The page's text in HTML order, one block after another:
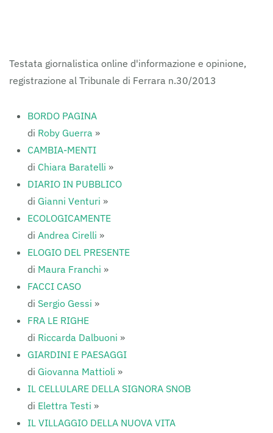
Testata giornalistica online d'informazione e opinione,
registrazione al Tribunale di Ferrara n.30/2013
BORDO PAGINA
di Roby Guerra »
CAMBIA-MENTI
di Chiara Baratelli »
DIARIO IN PUBBLICO
di Gianni Venturi »
ECOLOGICAMENTE
di Andrea Cirelli »
ELOGIO DEL PRESENTE
di Maura Franchi »
FACCI CASO
di Sergio Gessi »
FRA LE RIGHE
di Riccarda Dalbuoni »
GIARDINI E PAESAGGI
di Giovanna Mattioli »
IL CELLULARE DELLA SIGNORA SNOB
di Elettra Testi »
IL VILLAGGIO DELLA NUOVA VITA